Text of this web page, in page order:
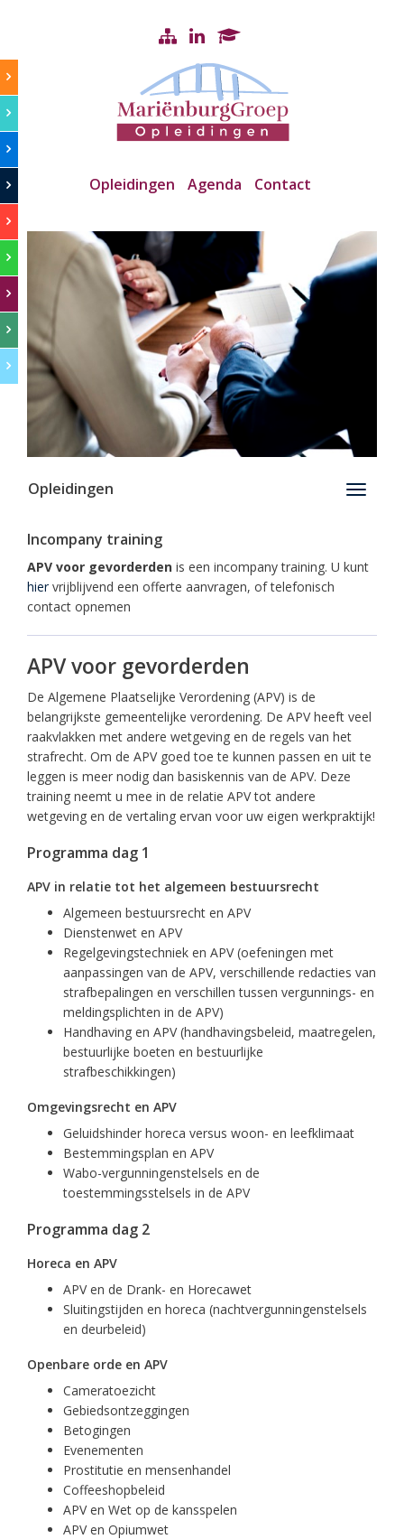
Opleidingen Agenda Contact
Toggle
Opleidingen
Incompany training
APV voor gevorderden is een incompany training. U kunt
hiervrijblijvend een offerte aanvragen, of telefonisch
contact opnemen
APV voor gevorderden
De Algemene Plaatselijke Verordening (APV) is de
belangrijkste gemeentelijke verordening. De APV heeft veel
raakvlakken met andere wetgeving en de regels van het
strafrecht. Om de APV goed toe te kunnen passen en uit te
leggen is meer nodig dan basiskennis van de APV. Deze
training neemt u mee in de relatie APV tot andere
wetgeving en de vertaling ervan voor uw eigen werkpraktijk!
Programma dag 1
APV in relatie tot het algemeen bestuursrecht
Algemeen bestuursrecht en APV
Dienstenwet en APV
Regelgevingstechniek en APV (oefeningen met
aanpassingen van de APV, verschillende redacties van
strafbepalingen en verschillen tussen vergunnings- en
meldingsplichten in de APV)
Handhaving en APV (handhavingsbeleid, maatregelen,
bestuurlijke boeten en bestuurlijke
strafbeschikkingen)
Omgevingsrecht en APV
Geluidshinder horeca versus woon- en leefklimaat
Bestemmingsplan en APV
Wabo-vergunningenstelsels en de
toestemmingsstelsels in de APV
Programma dag 2
Horeca en APV
APV en de Drank- en Horecawet
Sluitingstijden en horeca (nachtvergunningenstelsels
en deurbeleid)
Openbare orde en APV
Cameratoezicht
Gebiedsontzeggingen
Betogingen
Evenementen
Prostitutie en mensenhandel
Coffeeshopbeleid
APV en Wet op de kansspelen
APV en Opiumwet